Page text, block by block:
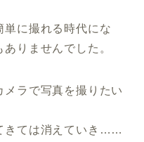
単に撮れる時代にな
りませんでした。
ラで写真を撮りたい
きては消えていき……